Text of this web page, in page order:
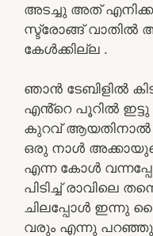
അടച്ചു അത്
സ്ട്രോങ്ങ് വാതിൽ
കേൾക്കില്ല .
ഞാൻ ടേബിളിൽ
എൻ്റെ പൂറിൽ ഇട്ടു
കുറവ് ആയതിനാൽ
ഒരു നാൾ
എന്ന കോൾ
പിടിച്ച് രാവിലെ
ചിലപ്പോൾ ഇന്നു
വരും എന്നു പറഞ്ഞു